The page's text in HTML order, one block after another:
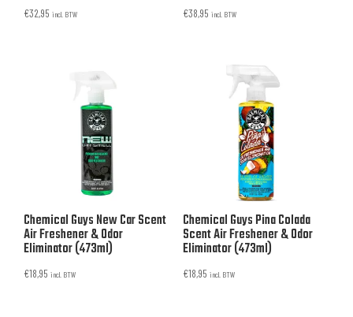
€32,95 incl. BTW €38,95 incl. BTW
Chemical Guys New Car Scent
Air Freshener & Odor
Eliminator (473ml)
€18,95 incl. BTW
Chemical Guys Pina Colada
Scent Air Freshener & Odor
Eliminator (473ml)
€18,95 incl. BTW